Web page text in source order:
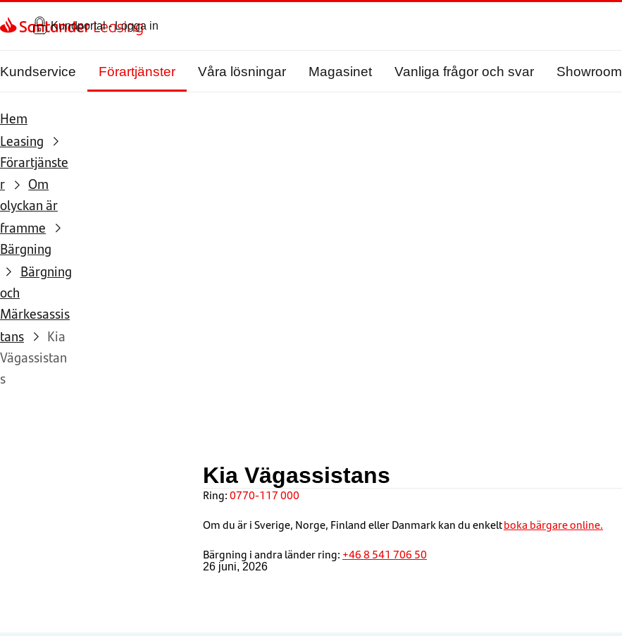
Kundportal - Logga in
Kundservice Förartjänster Våra lösningar Magasinet Vanliga frågor och svar Showroom
Hem
Leasing
Förartjänste
r
Om
olyckan är
framme
Bärgning
Bärgning
och
Märkesassis
tans
Kia
Vägassistan
s
Kia Vägassistans
Ring:0770-117 000
Om du är i Sverige, Norge, Finland eller Danmark kan du enkeltboka bärgare online.
Bärgning i andra länder ring: +46 8 541 706 50
26 juni, 2026